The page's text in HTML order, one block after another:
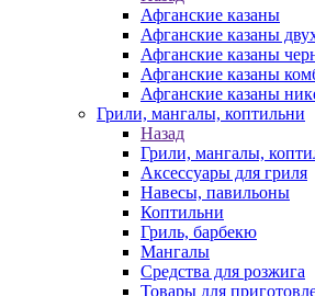
Афганские казаны
Афганские казаны
Афганские казаны
Афганские казаны
Афганские казаны
Грили, мангалы, коптильни
Назад
Грили, мангалы,
Аксессуары для гриля
Навесы, павильоны
Коптильни
Гриль, барбекю
Мангалы
Средства для розжига
Товары для